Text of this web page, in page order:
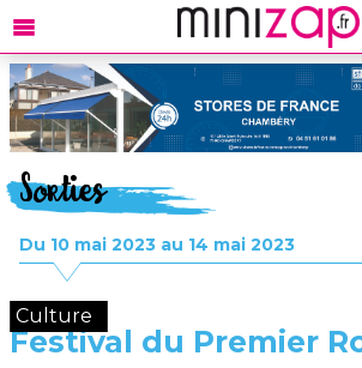
Sorties
Du 10 mai 2023 au 14 mai 2023
Culture
Festival du Premier